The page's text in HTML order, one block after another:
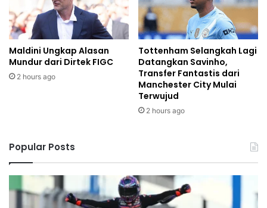
Maldini Ungkap Alasan
Mundur dari Dirtek FIGC
2 hours ago
Tottenham Selangkah Lagi
Datangkan Savinho,
Transfer Fantastis dari
Manchester City Mulai
Terwujud
2 hours ago
Popular Posts